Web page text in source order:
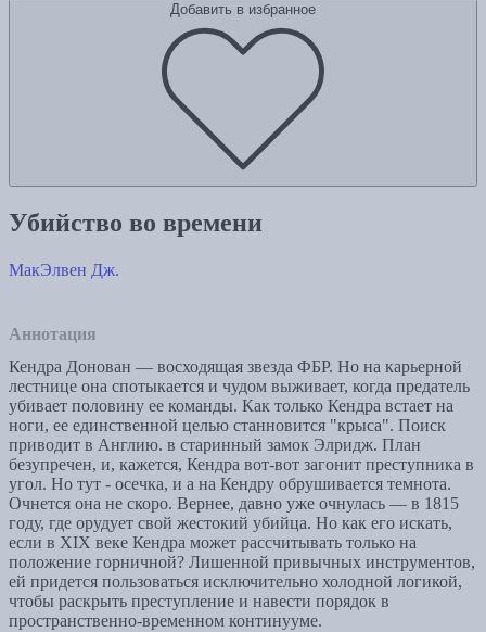
Добавить в избранное
Убийство во времени
МакЭлвен Дж.
Аннотация
Кендра Донован — восходящая звезда ФБР. Но на карьерной
лестнице она спотыкается и чудом выживает, когда предатель
убивает половину ее команды. Как только Кендра встает на
ноги, ее единственной целью станновится "крыса". Поиск
приводит в Англию. в старинный замок Элридж. План
безупречен, и, кажется, Кендра вот-вот загонит преступника в
угол. Но тут - осечка, и а на Кендру обрушивается темнота.
Очнется она не скоро. Вернее, давно уже очнулась — в 1815
году, где орудует свой жестокий убийца. Но как его искать,
если в XIX веке Кендра может рассчитывать только на
положение горничной? Лишенной привычных инструментов,
ей придется пользоваться исключительно холодной логикой,
чтобы раскрыть преступление и навести порядок в
пространственно-временном континууме.